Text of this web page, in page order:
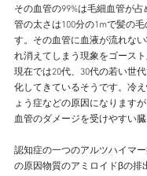
その血管の99%は毛細血管が
管の太さは100分の1mで髪の
す。その血管に血液が流れな
れ消えてしまう現象をゴースト
現在では20代、30代の若い世
化してきているそうです。冷
ょう症などの原因になります
血管のダメージを受けやすい臓
認知症の一つのアルツハイマ
の原因物質のアミロイドβの排